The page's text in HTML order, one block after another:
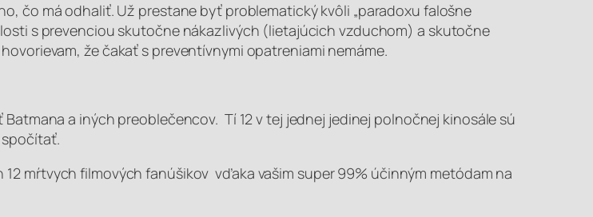
čo má odhaliť. Už prestane byť problematický kvôli „paradoxu falošne
s prevenciou skutočne nákazlivých (lietajúcich vzduchom) a skutočne
že čakať s preventívnymi opatreniami nemáme.
a iných preoblečencov. Tí 12 v tej jednej jedinej polnočnej kinosále sú
spočítať.
mŕtvych filmových fanúšikov vďaka vašim super 99% účinným metódam na